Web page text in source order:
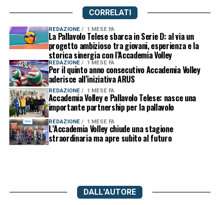
CORRELATI
REDAZIONE 1 MESE FA
La Pallavolo Telese sbarca in Serie D: al via un
progetto ambizioso tra giovani, esperienza e la
storica sinergia con l’Accademia Volley
REDAZIONE 1 MESE FA
Per il quinto anno consecutivo Accademia Volley
aderisce all’iniziativa ARUS
REDAZIONE 1 MESE FA
Accademia Volley e Pallavolo Telese: nasce una
importante partnership per la pallavolo
REDAZIONE 1 MESE FA
L’Accademia Volley chiude una stagione
straordinaria ma apre subito al futuro
DALL'AUTORE